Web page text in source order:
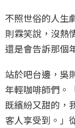
不照世俗的人生
則霖笑說，沒熱
還是會告訴那個
站於吧台邊，吳
年輕咖啡師們。
既繽紛又甜的，
客人享受到。」